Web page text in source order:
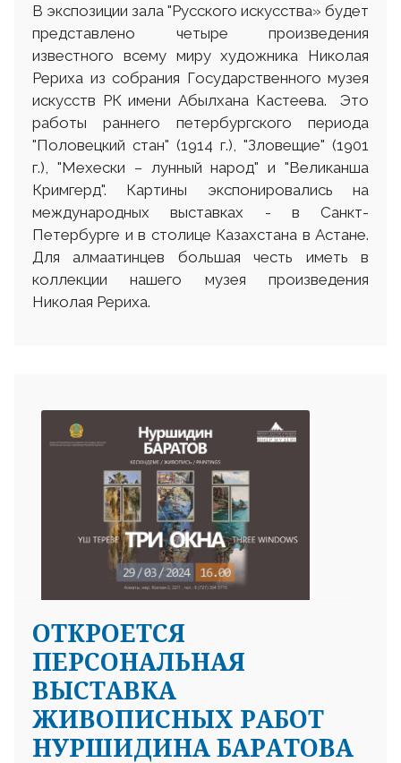
В экспозиции зала "Русского искусства» будет
представлено четыре произведения
известного всему миру художника Николая
Рериха из собрания Государственного музея
искусств РК имени Абылхана Кастеева. Это
работы раннего петербургского периода
"Половецкий стан" (1914 г.), "Зловещие" (1901
г.), "Мехески – лунный народ" и "Великанша
Кримгерд". Картины экспонировались на
международных выставках - в Санкт-
Петербурге и в столице Казахстана в Астане.
Для алмаатинцев большая честь иметь в
коллекции нашего музея произведения
Николая Рериха.
ОТКРОЕТСЯ
ПЕРСОНАЛЬНАЯ
ВЫСТАВКА
ЖИВОПИСНЫХ РАБОТ
НУРШИДИНА БАРАТОВА